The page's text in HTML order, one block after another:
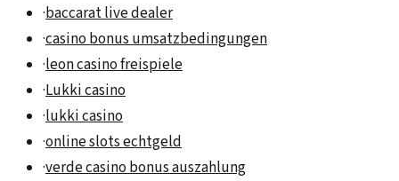
·baccarat live dealer
·casino bonus umsatzbedingungen
·leon casino freispiele
·Lukki casino
·lukki casino
·online slots echtgeld
·verde casino bonus auszahlung